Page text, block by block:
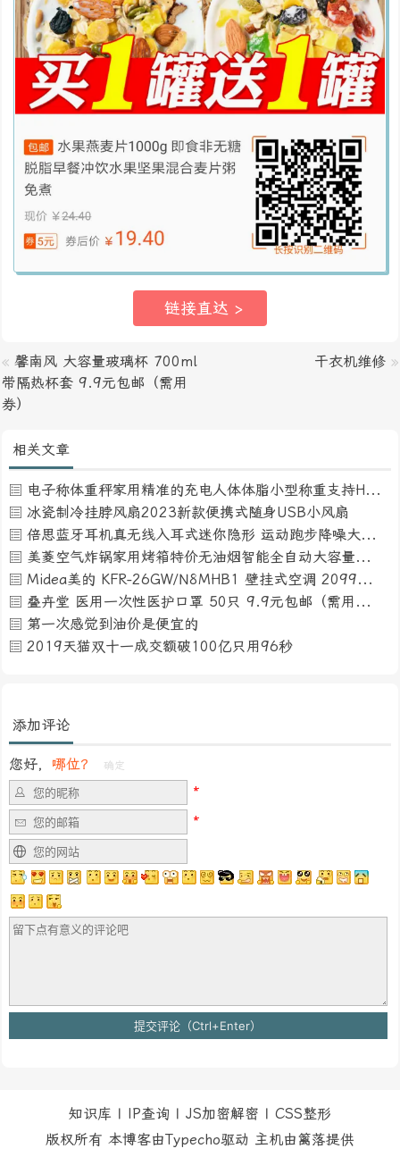
链接直达 >
« 馨南风 大容量玻璃杯 700ml
带隔热杯套 9.9元包邮（需用
券）
干衣机维修 »
相关文章
电子称体重秤家用精准的充电人体体脂小型称重支持HUAWEI HiLink
冰瓷制冷挂脖风扇2023新款便携式随身USB小风扇
倍思蓝牙耳机真无线入耳式迷你隐形 运动跑步降噪大电量耳机
美菱空气炸锅家用烤箱特价无油烟智能全自动大容量薯条机电炸锅
Midea美的 KFR-26GW/N8MHB1 壁挂式空调 2099元包邮（需用券）
叠卉堂 医用一次性医护口罩 50只 9.9元包邮（需用券）
第一次感觉到油价是便宜的
2019天猫双十一成交额破100亿只用96秒
添加评论
您好， 哪位？ 确定
知识库 | IP查询 | JS加密解密 | CSS整形
版权所有 本博客由Typecho驱动 主机由篱落提供